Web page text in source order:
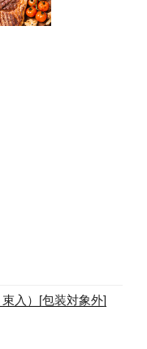
入）[包装対象外]